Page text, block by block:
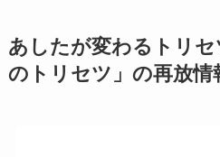
あしたが変わるトリ
のトリセツ」の再放情